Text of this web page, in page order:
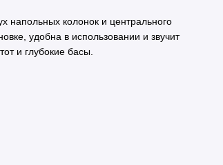
напольных колонок и центрального
удобна в использовании и звучит
и глубокие басы.